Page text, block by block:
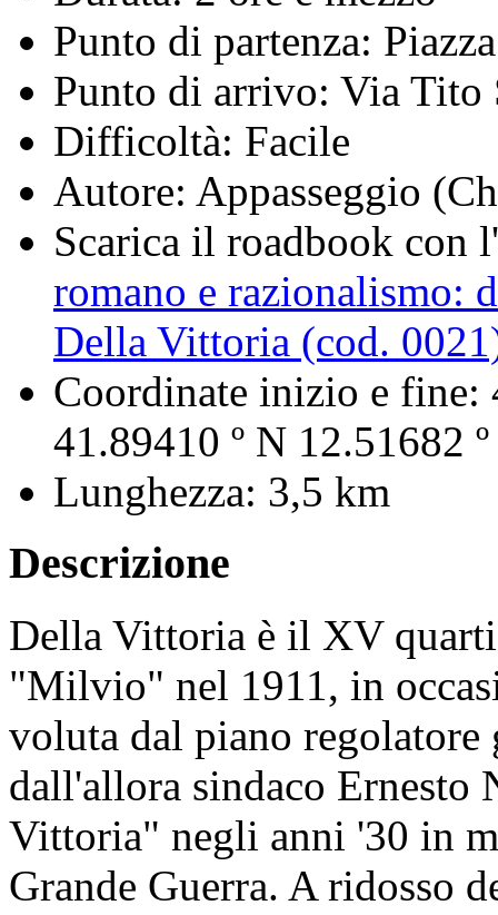
Punto di partenza:
Punto di arrivo: Via Tito
Difficoltà: Facile
Autore: Appasseggio
Scarica il roadbook con
romano e razionalismo:
Della Vittoria (cod.
Coordinate inizio e fine:
41.89410 º N 12.51682
Lunghezza: 3,5 km
Descrizione
Della Vittoria è il XV
"Milvio" nel 1911, in
voluta dal piano regolatore
dall'allora sindaco Ernesto
Vittoria" negli anni '30 in
Grande Guerra. A ridosso